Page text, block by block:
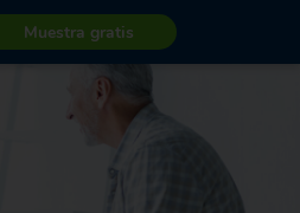
Muestra gratis